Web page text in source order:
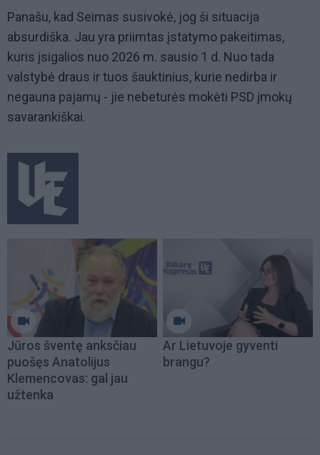
Panašu, kad Seimas susivokė, jog ši situacija
absurdiška. Jau yra priimtas įstatymo pakeitimas,
kuris įsigalios nuo 2026 m. sausio 1 d. Nuo tada
valstybė draus ir tuos šauktinius, kurie nedirba ir
negauna pajamų - jie nebeturės mokėti PSD įmokų
savarankiškai.
Jūros šventę anksčiau
puošęs Anatolijus
Klemencovas: gal jau
užtenka
Ar Lietuvoje gyventi
brangu?